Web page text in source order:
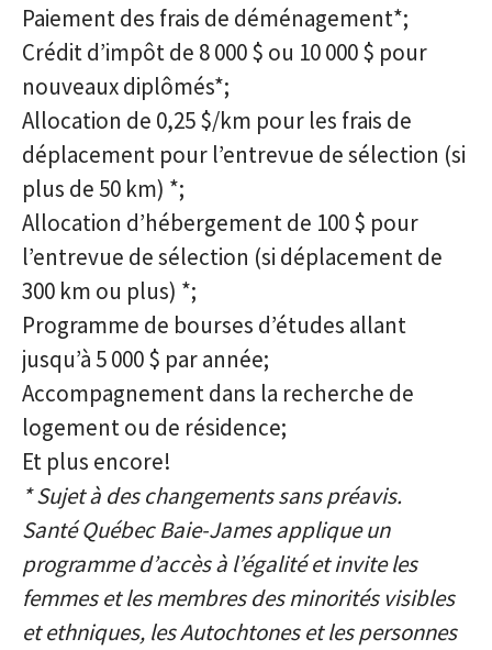
Paiement des frais de déménagement*;
Crédit d’impôt de 8 000 $ ou 10 000 $ pour
nouveaux diplômés*;
Allocation de 0,25 $/km pour les frais de
déplacement pour l’entrevue de sélection (si
plus de 50 km) *;
Allocation d’hébergement de 100 $ pour
l’entrevue de sélection (si déplacement de
300 km ou plus) *;
Programme de bourses d’études allant
jusqu’à 5 000 $ par année;
Accompagnement dans la recherche de
logement ou de résidence;
Et plus encore!
* Sujet à des changements sans préavis.
Santé Québec Baie-James applique un
programme d’accès à l’égalité et invite les
femmes et les membres des minorités visibles
et ethniques, les Autochtones et les personnes